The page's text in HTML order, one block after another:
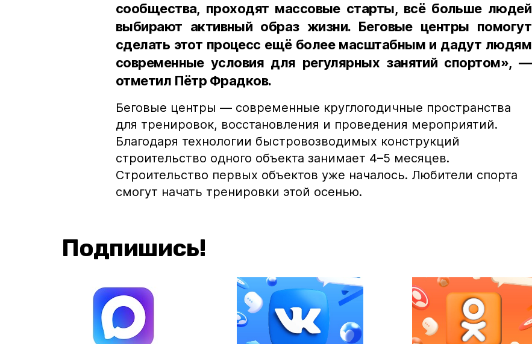
сообщества, проходят массовые старты, всё больше людей
выбирают активный образ жизни. Беговые центры помогут
сделать этот процесс ещё более масштабным и дадут людям
современные условия для регулярных занятий спортом», —
отметил Пётр Фрадков.
Беговые центры — современные круглогодичные пространства
для тренировок, восстановления и проведения мероприятий.
Благодаря технологии быстровозводимых конструкций
строительство одного объекта занимает 4–5 месяцев.
Строительство первых объектов уже началось. Любители спорта
смогут начать тренировки этой осенью.
Подпишись!